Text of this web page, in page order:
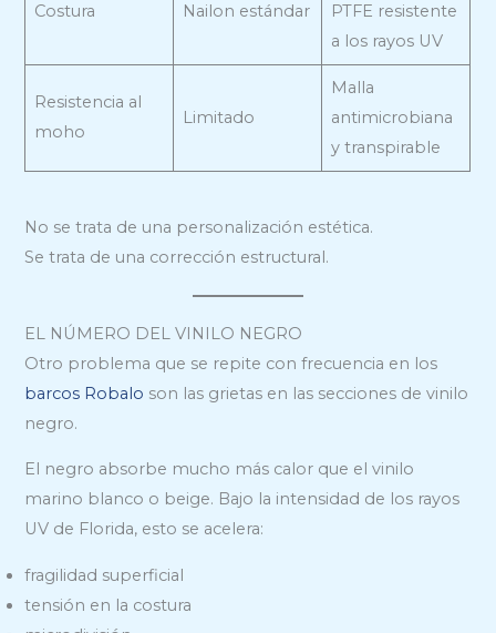
Costura Nailon estándar
PTFE resistente
a los rayos UV
Resistencia al
moho
Limitado
Malla
antimicrobiana
y transpirable
No se trata de una personalización estética.
Se trata de una corrección estructural.
EL NÚMERO DEL VINILO NEGRO
Otro problema que se repite con frecuencia en los
barcos Robalo son las grietas en las secciones de vinilo
negro.
El negro absorbe mucho más calor que el vinilo
marino blanco o beige. Bajo la intensidad de los rayos
UV de Florida, esto se acelera:
fragilidad superficial
tensión en la costura